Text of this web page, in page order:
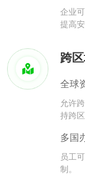
企业
提高
跨
全球
允许
持跨
多国
员工
制。